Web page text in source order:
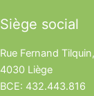
Siège social
Rue Fernand
4030 Liège
BCE: 432.443.816